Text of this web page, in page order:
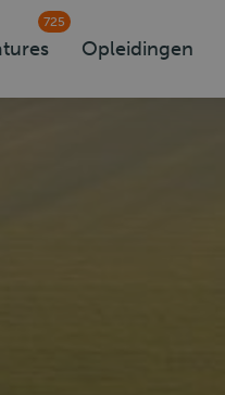
725
Opleidingen